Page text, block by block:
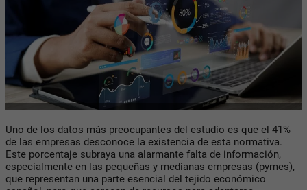
Uno de los datos más preocupantes del estudio es que el 41%
de las empresas desconoce la existencia de esta normativa.
Este porcentaje subraya una alarmante falta de información,
especialmente en las pequeñas y medianas empresas (pymes),
que representan una parte esencial del tejido económico